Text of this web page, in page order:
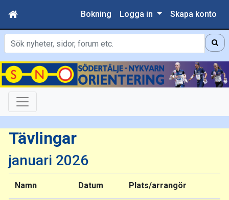
Bokning Logga in Skapa konto
Sök
Tävlingar
januari 2026
Namn Datum Plats/arrangör